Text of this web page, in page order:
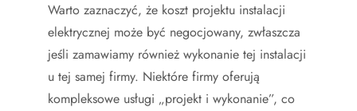
Warto zaznaczyć, że koszt projektu instalacji
elektrycznej może być negocjowany, zwłaszcza
jeśli zamawiamy również wykonanie tej instalacji
u tej samej firmy. Niektóre firmy oferują
kompleksowe usługi „projekt i wykonanie”, co